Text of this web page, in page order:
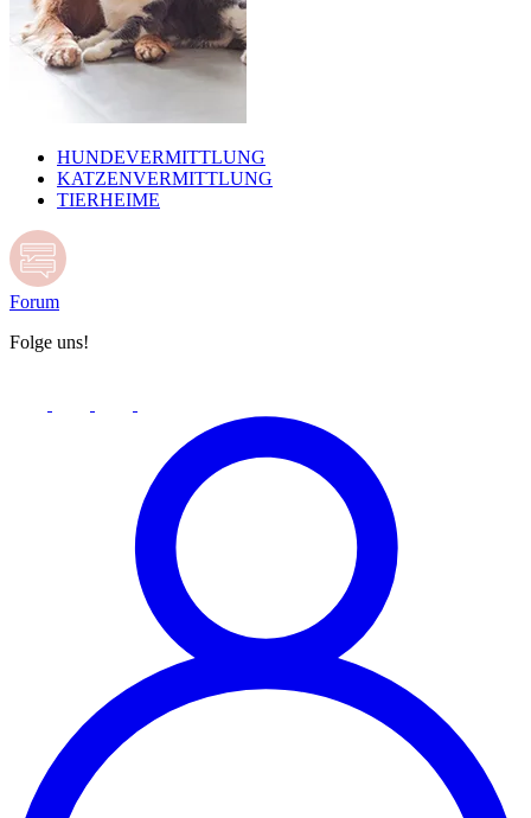
HUNDEVERMITTLUNG
KATZENVERMITTLUNG
TIERHEIME
Forum
Folge uns!